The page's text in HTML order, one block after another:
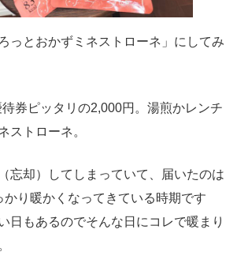
っとおかずミネストローネ」にしてみ
券ピッタリの2,000円。湯煎かレンチ
ストローネ。
忘却）してしまっていて、届いたのは
かり暖かくなってきている時期です
日もあるのでそんな日にコレで暖まり